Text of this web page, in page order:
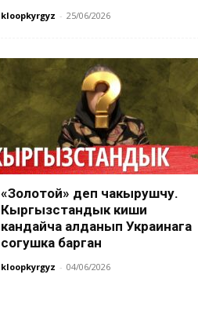
kloopkyrgyz - 25/06/2026
«Золотой» деп чакырушчу.
Кыргызстандык киши
кандайча алданып Украинага
согушка барган
kloopkyrgyz - 04/06/2026